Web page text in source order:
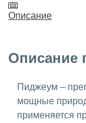
Описание
Описание
Пиджеум –
мощные
применяется